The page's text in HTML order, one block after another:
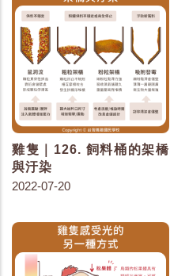
雞隻｜126. 飼料桶的架橋
與汙染
2022-07-20